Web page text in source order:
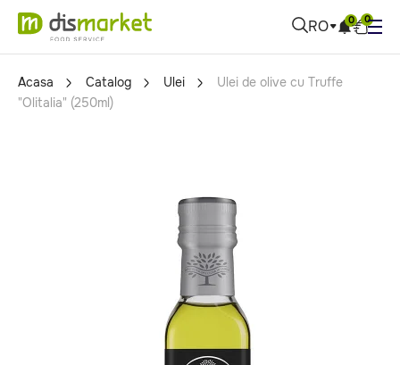
RO 0 0
Acasa Catalog Ulei
Ulei de olive cu Truffe
"Olitalia" (250ml)